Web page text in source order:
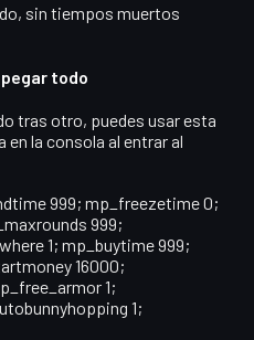
sin tiempos muertos
todo
tras otro, puedes usar esta
en la consola al entrar al
999; mp_freezetime 0;
999;
1; mp_buytime 999;
16000;
1;
1;